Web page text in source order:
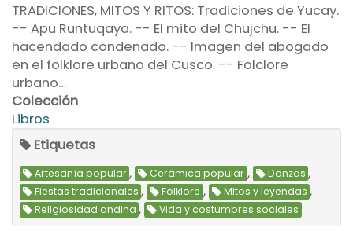
TRADICIONES, MITOS Y RITOS: Tradiciones de Yucay.
-- Apu Runtuqaya. -- El mito del Chujchu. -- El
hacendado condenado. -- Imagen del abogado
en el folklore urbano del Cusco. -- Folclore
urbano…
Colección
Libros
Etiquetas
Artesanía popular , Cerámica popular , Danzas ,
Fiestas tradicionales , Folklore , Mitos y leyendas ,
Religiosidad andina , Vida y costumbres sociales